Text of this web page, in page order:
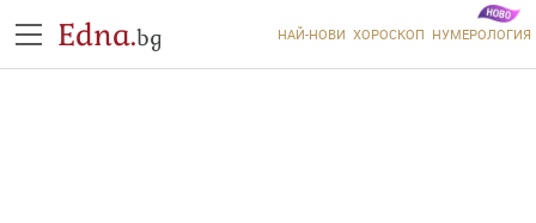
Edna.bg НАЙ-НОВИ ХОРОСКОП НУМЕРОЛОГИЯ